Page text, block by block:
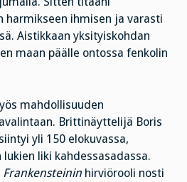
harmikseen ihmisen ja varasti
Aistikkaan yksityiskohdan
maan päälle ontossa fenkolin
mahdollisuuden
Brittinäyttelijä Boris
yli 150 elokuvassa,
liki kahdessasadassa.
Frankensteinin hirviörooli nosti